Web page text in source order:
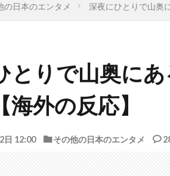
の日本のエンタメ 深夜にひとりで山奥
とりで山奥に
外の反応】
日 12:00 その他の日本のエンタメ